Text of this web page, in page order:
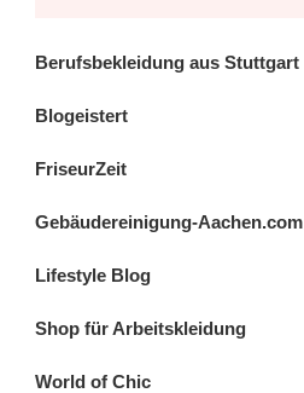
Berufsbekleidung aus Stuttgart
Blogeistert
FriseurZeit
Gebäudereinigung-Aachen.com
Lifestyle Blog
Shop für Arbeitskleidung
World of Chic